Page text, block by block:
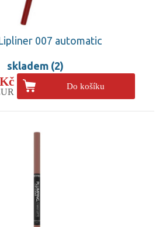
007 automatic
skladem (2)
Do košíku